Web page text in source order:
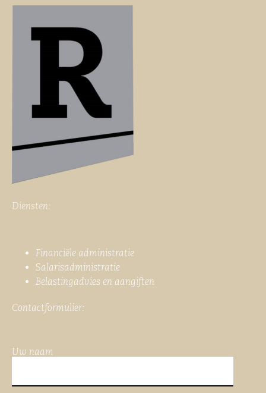
Diensten:
Financiële administratie
Salarisadministratie
Belastingadvies en aangiften
Contactformulier:
Uw naam